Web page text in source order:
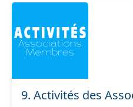
9. Activités des